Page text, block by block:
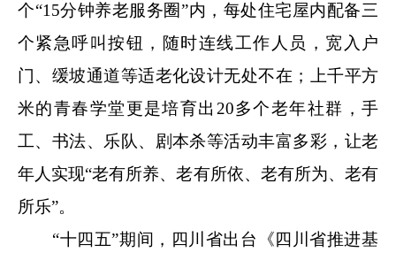
个“15分钟养老服务圈”内，每处住宅屋内配备三
个紧急呼叫按钮，随时连线工作人员，宽入户
门、缓坡通道等适老化设计无处不在；上千平方
米的青春学堂更是培育出20多个老年社群，手
工、书法、乐队、剧本杀等活动丰富多彩，让老
年人实现“老有所养、老有所依、老有所为、老有
所乐”。
“十四五”期间，四川省出台《四川省推进基